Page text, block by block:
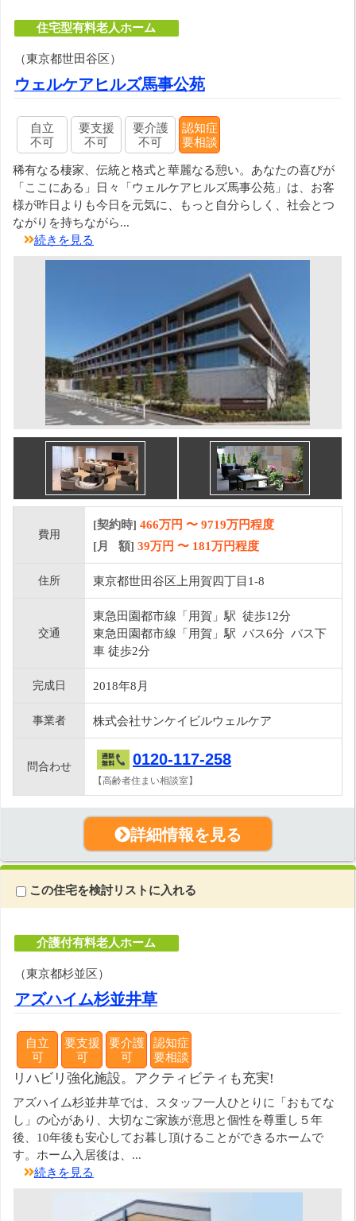
住宅型有料老人ホーム
（東京都世田谷区）
ウェルケアヒルズ馬事公苑
自立
不可
要支援
不可
要介護
不可
認知症
要相談
稀有なる棲家、伝統と格式と華麗なる憩い。あなたの喜びが
「ここにある」日々「ウェルケアヒルズ馬事公苑」は、お客
様が昨日よりも今日を元気に、もっと自分らしく、社会とつ
ながりを持ちながら...
続きを見る
費用
[契約時] 466万円 〜 9719万円程度
[月 額] 39万円 〜 181万円程度
住所 東京都世田谷区上用賀四丁目1-8
交通
東急田園都市線「用賀」駅 徒歩12分
東急田園都市線「用賀」駅 バス6分 バス下
車 徒歩2分
完成日 2018年8月
事業者 株式会社サンケイビルウェルケア
問合わせ 0120-117-258
【高齢者住まい相談室】
詳細情報を見る
この住宅を検討リストに入れる
介護付有料老人ホーム
（東京都杉並区）
アズハイム杉並井草
自立
可
要支援
可
要介護
可
認知症
要相談
リハビリ強化施設。アクティビティも充実!
アズハイム杉並井草では、スタッフ一人ひとりに「おもてな
し」の心があり、大切なご家族が意思と個性を尊重し５年
後、10年後も安心してお暮し頂けることができるホームで
す。ホーム入居後は、...
続きを見る